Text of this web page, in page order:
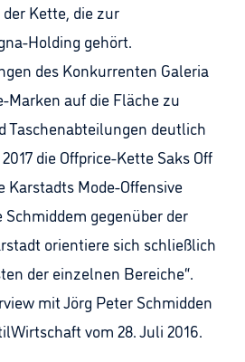
Kette, die zur
Holding gehört.
des Konkurrenten Galeria
Marken auf die Fläche zu
Taschenabteilungen deutlich
die Offprice-Kette Saks Off
Karstadts Mode-Offensive
gegenüber der
orientiere sich schließlich
der einzelnen Bereiche“.
mit Jörg Peter Schmidden
vom 28. Juli 2016.